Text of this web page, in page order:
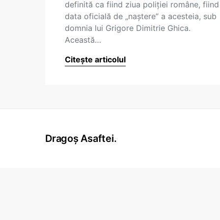
definită ca fiind ziua poliţiei române,
data oficială de „naştere” a acesteia, sub
domnia lui Grigore Dimitrie Ghica.
Această…
Citește articolul
Dragoș Asaftei.